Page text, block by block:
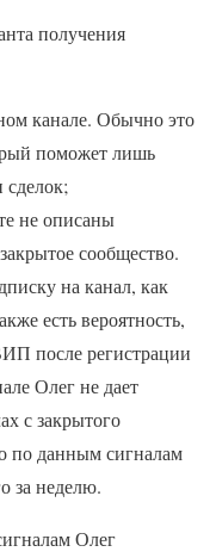
получения
канале. Обычно это
поможет лишь
не описаны
сообщество.
на канал, как
есть вероятность,
после регистрации
Олег не дает
с закрытого
по данным сигналам
за неделю.
Олег